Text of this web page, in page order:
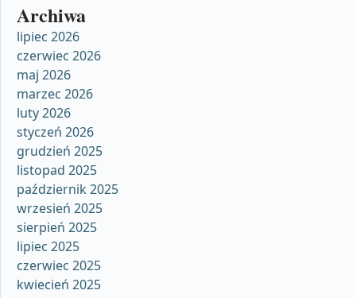
Archiwa
lipiec 2026
czerwiec 2026
maj 2026
marzec 2026
luty 2026
styczeń 2026
grudzień 2025
listopad 2025
październik 2025
wrzesień 2025
sierpień 2025
lipiec 2025
czerwiec 2025
kwiecień 2025